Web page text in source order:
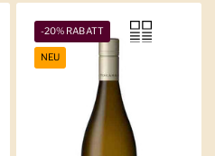
-20% RABATT
NEU